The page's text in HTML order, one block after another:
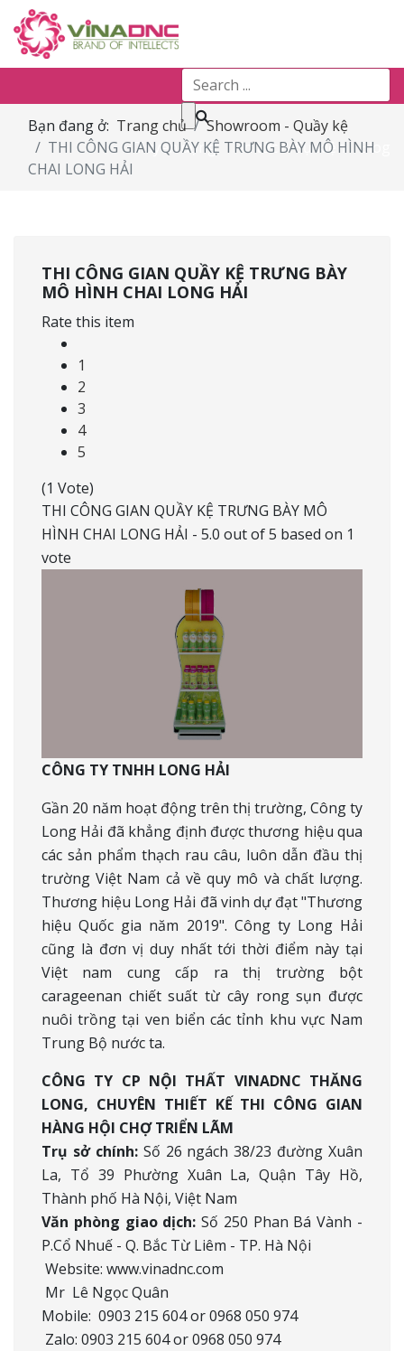
Tuyển dụng Tin tức & Sự kiện Blog
Bạn đang ở: Trang chủ
Showroom - Quầy kệ
THI CÔNG GIAN QUẦY KỆ TRƯNG BÀY MÔ HÌNH
CHAI LONG HẢI
THI CÔNG GIAN QUẦY KỆ TRƯNG BÀY
MÔ HÌNH CHAI LONG HẢI
Rate this item
1
2
3
4
5
(1 Vote)
THI CÔNG GIAN QUẦY KỆ TRƯNG BÀY MÔ
HÌNH CHAI LONG HẢI - 5.0 out of5 based on 1
vote
CÔNG TY TNHH LONG HẢI
Gần 20 năm hoạt động trên thị trường, Công ty
Long Hải đã khẳng định được thương hiệu qua
các sản phẩm thạch rau câu, luôn dẫn đầu thị
trường Việt Nam cả về quy mô và chất lượng.
Thương hiệu Long Hải đã vinh dự đạt "Thương
hiệu Quốc gia năm 2019". Công ty Long Hải
cũng là đơn vị duy nhất tới thời điểm này tại
Việt nam cung cấp ra thị trường bột
carageenan chiết suất từ cây rong sụn được
nuôi trồng tại ven biển các tỉnh khu vực Nam
Trung Bộ nước ta.
CÔNG TY CP NỘI THẤT VINADNC THĂNG
LONG, CHUYÊN THIẾT KẾ THI CÔNG GIAN
HÀNG HỘI CHỢ TRIỂN LÃM
Trụ sở chính: Số 26 ngách 38/23 đường Xuân
La, Tổ 39 Phường Xuân La, Quận Tây Hồ,
Thành phố Hà Nội, Việt Nam
Văn phòng giao dịch:Số 250 Phan Bá Vành -
P.Cổ Nhuế - Q. Bắc Từ Liêm - TP. Hà Nội
Website: www.vinadnc.com
Mr Lê Ngọc Quân
Mobile: 0903 215 604 or 0968 050 974
​ Zalo: 0903 215 604 or 0968 050 974